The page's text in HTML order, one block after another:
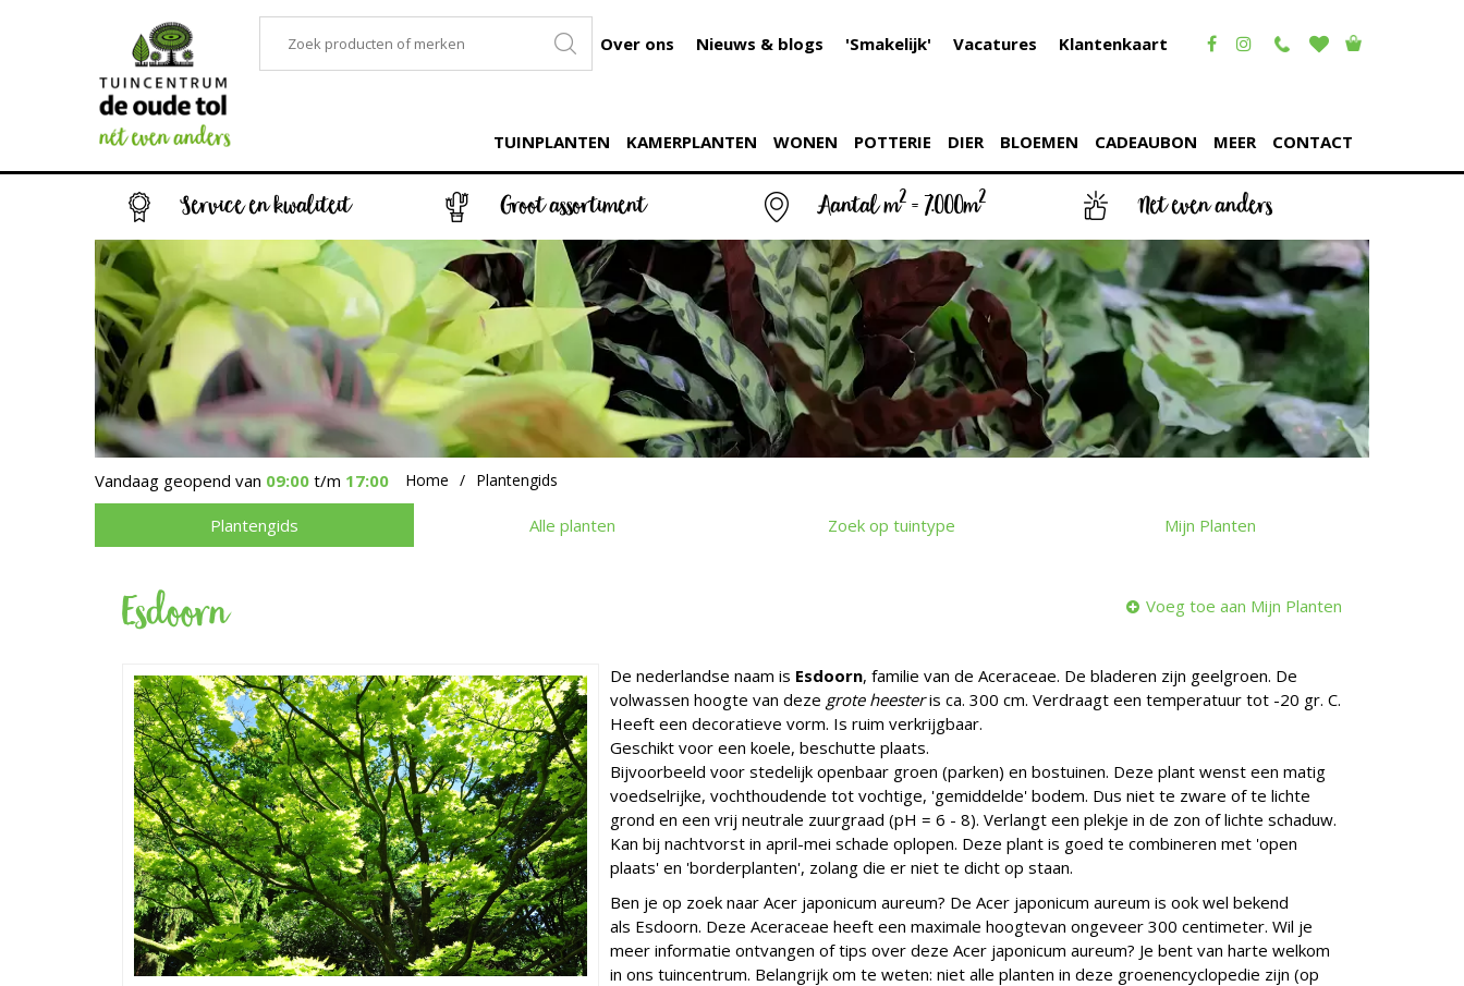
Service en kwaliteit Groot assortiment Aantal m2= 7.000m2 Net even anders
Vandaag geopend van 09:00 t/m 17:00 Home Plantengids
Over ons Nieuws & blogs 'Smakelijk' Vacatures Klantenkaart
TUINPLANTEN KAMERPLANTEN WONEN POTTERIE DIER BLOEMEN CADEAUBON MEER CONTACT
Plantengids Alle planten Zoek op tuintype Mijn Planten
Esdoorn Voeg toe aan Mijn Planten
De nederlandse naam is Esdoorn, familie van de Aceraceae. De bladeren zijn geelgroen. De
volwassen hoogte van deze grote heesteris ca. 300 cm. Verdraagt een temperatuur tot -20 gr. C.
Heeft een decoratieve vorm. Is ruim verkrijgbaar.
Geschikt voor een koele, beschutte plaats.
Bijvoorbeeld voor stedelijk openbaar groen (parken) en bostuinen. Deze plant wenst een matig
voedselrijke, vochthoudende tot vochtige, 'gemiddelde' bodem. Dus niet te zware of te lichte
grond en een vrij neutrale zuurgraad (pH = 6 - 8). Verlangt een plekje in de zon of lichte schaduw.
Kan bij nachtvorst in april-mei schade oplopen. Deze plant is goed te combineren met 'open
plaats' en 'borderplanten', zolang die er niet te dicht op staan.
Ben je op zoek naar Acer japonicum aureum? De Acer japonicum aureum is ook wel bekend
als Esdoorn. Deze Aceraceae heeft een maximale hoogtevan ongeveer 300 centimeter. Wil je
meer informatie ontvangen of tips over deze Acer japonicum aureum? Je bent van harte welkom
in ons tuincentrum. Belangrijk om te weten: niet alle planten in deze groenencyclopedie zijn (op